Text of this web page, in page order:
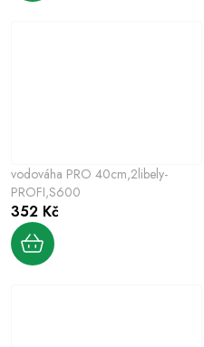
vodováha PRO 40cm,2libely-
PROFI,S600
352 Kč